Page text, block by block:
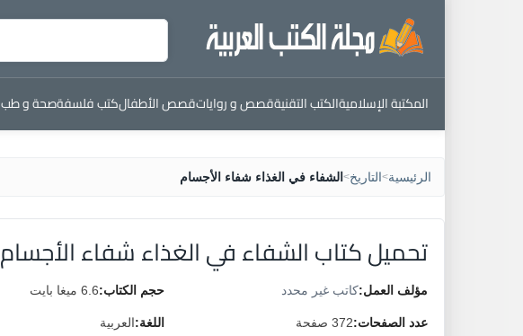
المكتبة الإسلاميةالكتب التقنيةقصص و رواياتقصص الأطفالكتب فلسفةصحة و طب
الرئيسية>التاريخ> الشفاء في الغذاء شفاء الأجسام
تحميل كتاب الشفاء في الغذاء شفاء الأجسام
مؤلف العمل:كاتب غير محدد حجم الكتاب:6.6 ميغا بايت
عدد الصفحات:372 صفحة اللغة:العربية